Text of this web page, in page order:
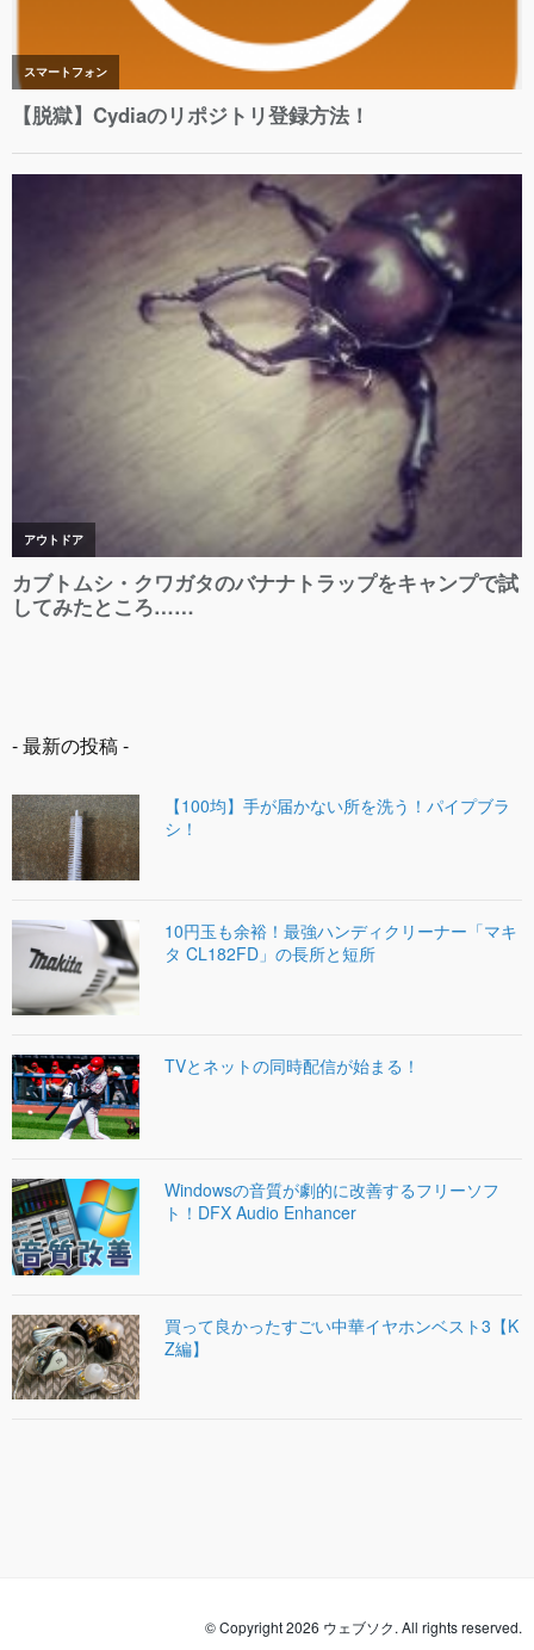
- 最新の投稿 -
【100均】手が届かない所を洗う！パイプブラ
シ！
10円玉も余裕！最強ハンディクリーナー「マキ
タ CL182FD」の長所と短所
TVとネットの同時配信が始まる！
Windowsの音質が劇的に改善するフリーソフ
ト！DFX Audio Enhancer
買って良かったすごい中華イヤホンベスト3【K
Z編】
© Copyright 2026 ウェブソク. All rights reserved.